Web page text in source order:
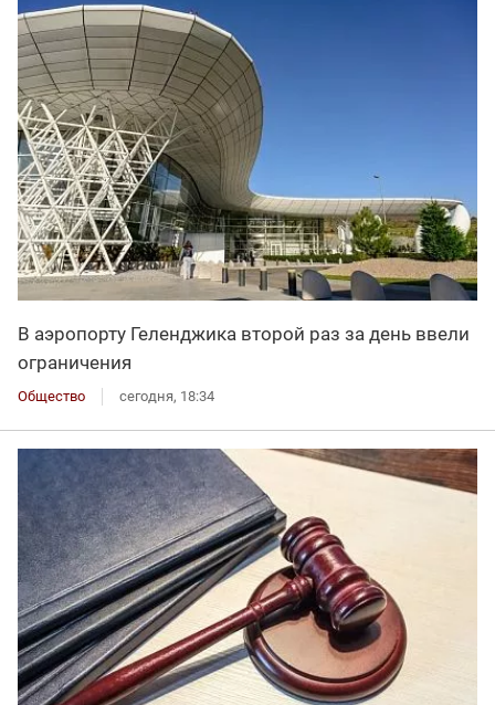
В аэропорту Геленджика второй раз за день ввели
ограничения
Общество сегодня, 18:34